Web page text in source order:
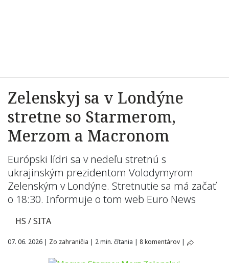
Zelenskyj sa v Londýne
stretne so Starmerom,
Merzom a Macronom
Európski lídri sa v nedeľu stretnú s
ukrajinským prezidentom Volodymyrom
Zelenským v Londýne. Stretnutie sa má začať
o 18:30. Informuje o tom web Euro News
HS / SITA
07. 06. 2026 | Zo zahraničia | 2 min. čítania | 8 komentárov |